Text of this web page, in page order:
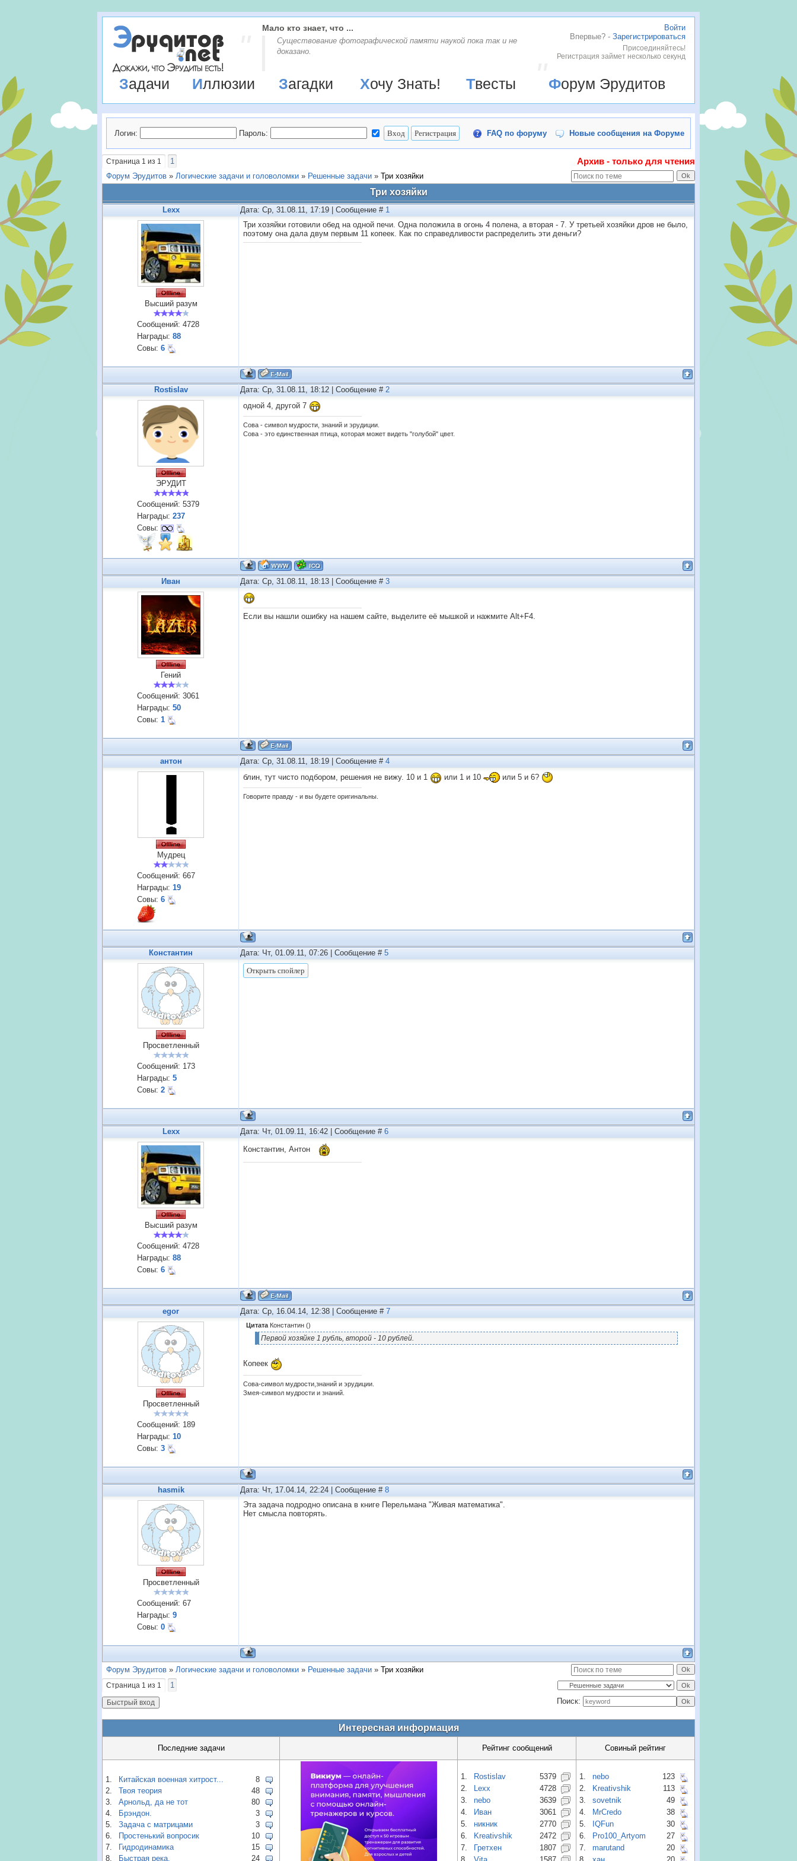
Войти
Впервые? - Зарегистрироваться
Присоединяйтесь!
Регистрация займет несколько секунд
Мало кто знает, что ...
Существование фотографической памяти наукой пока так и не
доказано.
Задачи Иллюзии Загадки Хочу Знать! Твесты Форум Эрудитов
Логин: Пароль: FAQ по форуму Новые сообщения на Форуме
Страница 1 из 1 1 Архив - только для чтения
Форум Эрудитов » Логические задачи и головоломки » Решенные задачи » Три хозяйки
Три хозяйки
Lexx Дата: Ср, 31.08.11, 17:19 | Сообщение # 1
Высший разум
Сообщений: 4728
Награды: 88
Совы: 6
Три хозяйки готовили обед на одной печи. Одна положила в огонь 4 полена, а вторая - 7. У третьей хозяйки дров не было,
поэтому она дала двум первым 11 копеек. Как по справедливости распределить эти деньги?
Rostislav Дата: Ср, 31.08.11, 18:12 | Сообщение # 2
ЭРУДИТ
Сообщений: 5379
Награды: 237
Совы:
одной 4, другой 7
Сова - символ мудрости, знаний и эрудиции.
Сова - это единственная птица, которая может видеть "голубой" цвет.
Иван Дата: Ср, 31.08.11, 18:13 | Сообщение # 3
Гений
Сообщений: 3061
Награды: 50
Совы: 1
Если вы нашли ошибку на нашем сайте, выделите её мышкой и нажмите Alt+F4.
антон Дата: Ср, 31.08.11, 18:19 | Сообщение # 4
Мудрец
Сообщений: 667
Награды: 19
Совы: 6
блин, тут чисто подбором, решения не вижу. 10 и 1 или 1 и 10 или 5 и 6?
Говорите правду - и вы будете оригинальны.
Константин Дата: Чт, 01.09.11, 07:26 | Сообщение # 5
Просветленный
Сообщений: 173
Награды: 5
Совы: 2
Lexx Дата: Чт, 01.09.11, 16:42 | Сообщение # 6
Высший разум
Сообщений: 4728
Награды: 88
Совы: 6
Константин, Антон
egor Дата: Ср, 16.04.14, 12:38 | Сообщение # 7
Просветленный
Сообщений: 189
Награды: 10
Совы: 3
Цитата Константин ()
Первой хозяйке 1 рубль, второй - 10 рублей.
Копеек
Сова-символ мудрости,знаний и эрудиции.
Змея-символ мудрости и знаний.
hasmik Дата: Чт, 17.04.14, 22:24 | Сообщение # 8
Просветленный
Сообщений: 67
Награды: 9
Совы: 0
Эта задача подродно описана в книге Перельмана "Живая математика".
Нет смысла повторять.
Форум Эрудитов » Логические задачи и головоломки » Решенные задачи » Три хозяйки
Страница 1 из 1
1
Поиск:
Интересная информация
Последние задачи Рейтинг сообщений Совиный рейтинг
1. Китайская военная хитрост...
8
2.
Твоя теория
48
3.
Арнольд, да не тот
80
4.
Брэндон.
3
5.
Задача с матрицами
3
6.
Простенький вопросик
10
7.
Гидродинамика
15
8.
Быстрая река. 24
1. Rostislav
5379
2.
Lexx
4728
3.
nebo
3639
4.
Иван
3061
5.
никник
2770
6.
Kreativshik
2472
7.
Гретхен
1807
1. nebo
123
2.
Kreativshik
113
3.
sovetnik
49
4.
MrCredo
38
5.
IQFun
30
6.
Pro100_Artyom
27
7.
marutand
20